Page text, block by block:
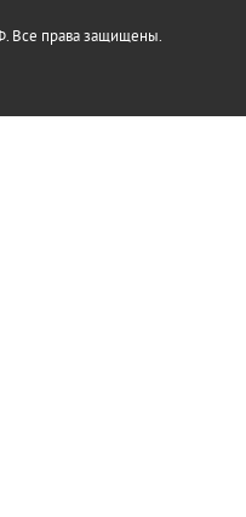
Все права защищены.